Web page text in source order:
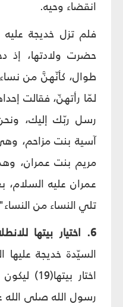
انقضاء وحيه.
فلم تزل خديجة
حضرت ولادتها، إذ
طوال، كأنّهنَّ من
لمّا رأتهنّ، فقالت
رسل ربّك إليك،
آسية بنت مزاحم،
مريم بنت عمران،
عمران عليه السلام،
تلي النساء من
6. اختيار بيتها للانطلاق في الإسراء:
السيّدة خديجة عليها
اختار
رسول الله صلى